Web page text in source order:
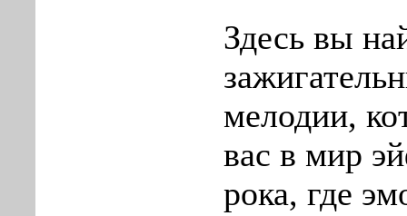
Здесь вы
мелодии,
вас в мир
рока, где